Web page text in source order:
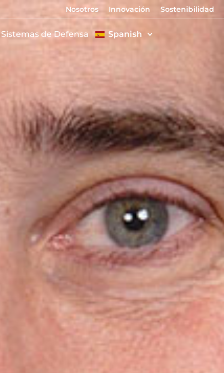
Nosotros Innovación Sostenibilidad
Sistemas de Defensa Spanish